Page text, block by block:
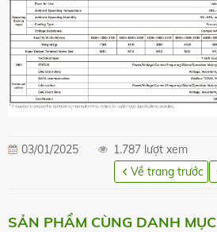
03/01/2025
1.787 lượt xem
Về trang trước
SẢN PHẨM CÙNG DANH MỤC